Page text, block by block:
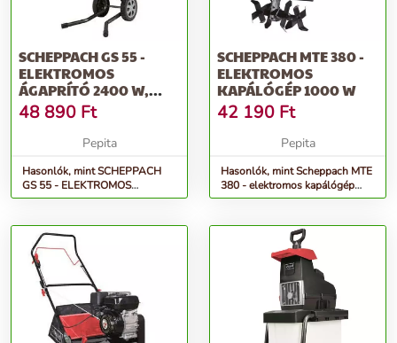
SCHEPPACH GS 55 -
ELEKTROMOS
ÁGAPRÍTÓ 2400 W,
KÉSES
48 890 Ft
Pepita
Hasonlók, mint SCHEPPACH
GS 55 - ELEKTROMOS
ÁGAPRÍTÓ 2400 W, KÉSES
SCHEPPACH MTE 380 -
ELEKTROMOS
KAPÁLÓGÉP 1000 W
42 190 Ft
Pepita
Hasonlók, mint Scheppach MTE
380 - elektromos kapálógép
1000 W